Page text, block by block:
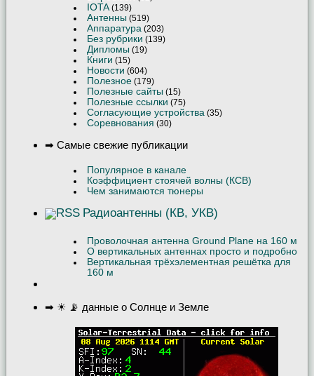
IOTA (139)
Антенны (519)
Аппаратура (203)
Без рубрики (139)
Дипломы (19)
Книги (15)
Новости (604)
Полезное (179)
Полезные сайты (15)
Полезные ссылки (75)
Согласующие устройства (35)
Соревнования (30)
➡ Самые свежие публикации
Популярное в канале
Коэффициент стоячей волны (КСВ)
Чем занимаются тюнеры
Радиоантенны (КВ, УКВ)
Проволочная антенна Ground Plane на 160 м
О вертикальных антеннах просто и подробно
Вертикальная трёхэлементная решётка для
160 м
➡ ☀ 📡 данные о Солнце и Земле